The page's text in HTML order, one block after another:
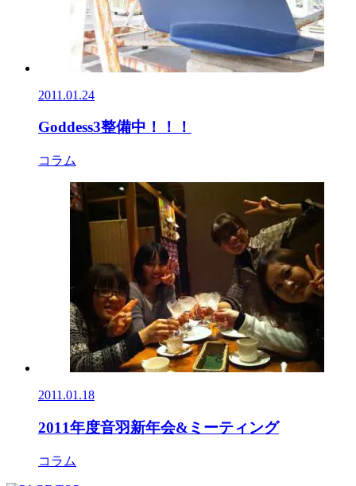
2011.01.24
Goddess3整備中！！！
コラム
2011.01.18
2011年度音羽新年会&ミーティング
コラム